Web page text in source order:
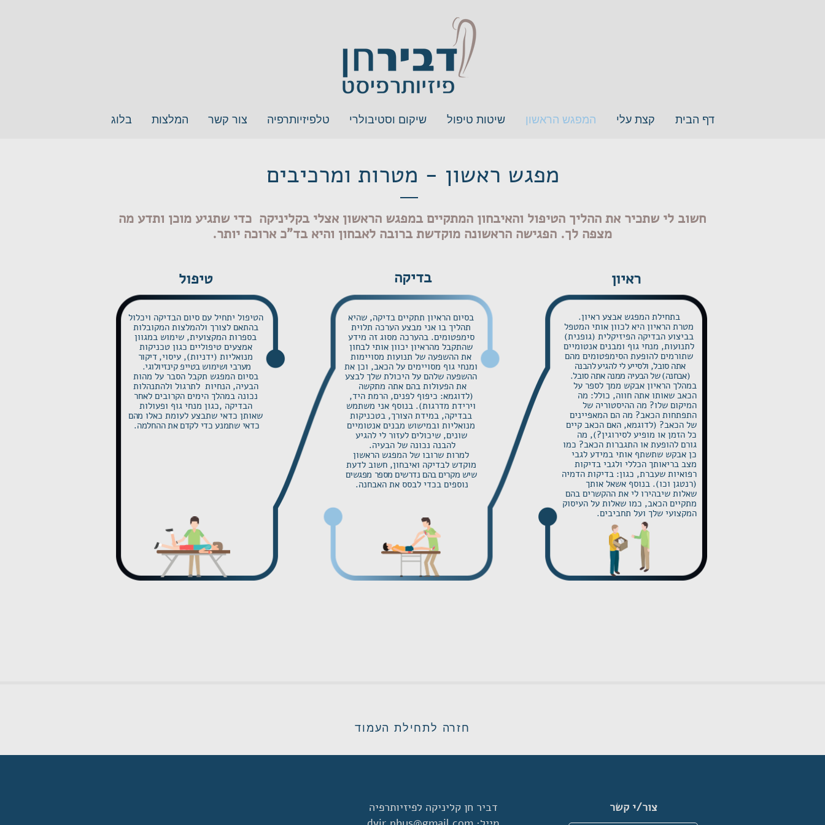
דף הבית קצת עלי המפגש הראשון שיטות טיפול שיקום וסטיבולרי טלפיזיותרפיה צור קשר המלצות בלוג
מפגש ראשון - מטרות ומרכיבים
חשוב לי שתכיר את ההליך הטיפול והאיבחון המתקיים במפגש הראשון אצלי בקליניקה כדי שתגיע מוכן ותדע מה
מצפה לך. הפגישה הראשונה מוקדשת ברובה לאבחון והיא בד"כ ארוכה יותר.
טיפול בדיקה ראיון
הטיפול יתחיל עם סיום הבדיקה ויכלול
בהתאם לצורך ולהמלצות המקובלות
בספרות המקצועית, שימוש במגוון
אמצעים טיפוליים כגון טכניקות
מנואליות (ידניות), עיסוי,דיקור
מערבי ושימוש בטייפ קינזיולוגי.
בסיום המפגש תקבל הסבר על מהות
הבעיה, הנחיות לתרגול ולהתנהלות
נכונה במהלך הימים הקרובים לאחר
הבדיקה ,כגון מנחי גוף ופעולות
שאותן כדאי שתבצע לעומת כאלו מהם
כדאי שתמנע כדי לקדם את ההחלמה.
בסיום הראיון תתקיים בדיקה, שהיא
תהליך בו אני מבצע הערכה תלוית
סימפטומים. בהערכה מסוג זה מידע
שהתקבל מהראיון יכוון אותי לבחון
את ההשפעה של תנועות מסויימות
ומנחי גוף מסויימים על הכאב, וכן את
ההשפעה שלהם על היכולת שלך לבצע
את הפעולות בהם אתה מתקשה
(לדוגמא: כיפוף לפנים, הרמת היד,
וירידת מדרגות). בנוסף אני משתמש
בבדיקה, במידת הצורך, בטכניקות
מנואליות ובמישוש מבנים אנטומיים
שונים, שיכולים לעזור לי להגיע
להבנה נכונה של הבעיה.
למרות שרובו של המפגש הראשון
מוקדש לבדיקה ואיבחון, חשוב לדעת
שיש מקרים בהם נדרשים מספר מפגשים
נוספים בכדי לבסס את האבחנה.
בתחילת המפגש אבצע ראיון.
מטרת הראיון היא לכוון אותי המטפל
בביצוע הבדיקה הפיזיקלית (גופנית)
לתנועות, מנחי גוף ומבנים אנטומיים
שתורמים להופעת הסימפטומים מהם
אתה סובל, ולסייע לי להגיע להבנה
(אבחנה) של הבעיה ממנה אתה סובל.
במהלך הראיון אבקש ממך לספר על
הכאב שאותו אתה חווה, כולל: מה
המיקום שלו? מה ההיסטוריה של
התפתחות הכאב? מה הם המאפיינים
של הכאב? (לדוגמא, האם הכאב קיים
כל הזמן או מופיע לסירוגין?), מה
גורם להופעת או התגברות הכאב? כמו
כן אבקש שתשתף אותי במידע לגבי
מצב בריאותך הכללי ולגבי בדיקות
רפואיות שעברת, כגון: בדיקות הדמיה
(רנטגן וכו). בנוסף אשאל אותך
שאלות שיבהירו לי את ההקשרים בהם
מתקיים הכאב, כמו שאלות על העיסוק
המקצועי שלך ועל תחביבים.
חזרה לתחילת העמוד
דביר חן קליניקה לפיזיותרפיה
צור/י קשר